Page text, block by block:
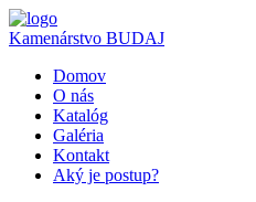
Kamenárstvo BUDAJ
Domov
O nás
Katalóg
Galéria
Kontakt
Aký je postup?